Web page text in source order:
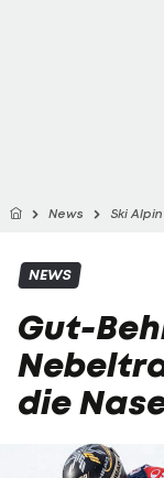
News Ski Alpin
NEWS
Gut-
die